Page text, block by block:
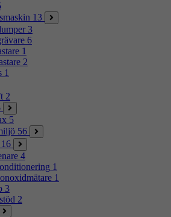
13
3
6
1
2
1
2
5
56
16
4
1
1
3
2